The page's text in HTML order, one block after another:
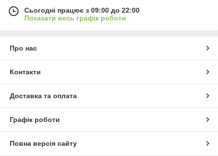
Сьогодні працює з 09:00 до 22:00
Показати весь графік роботи
Про нас
Контакти
Доставка та оплата
Графік роботи
Повна версія сайту